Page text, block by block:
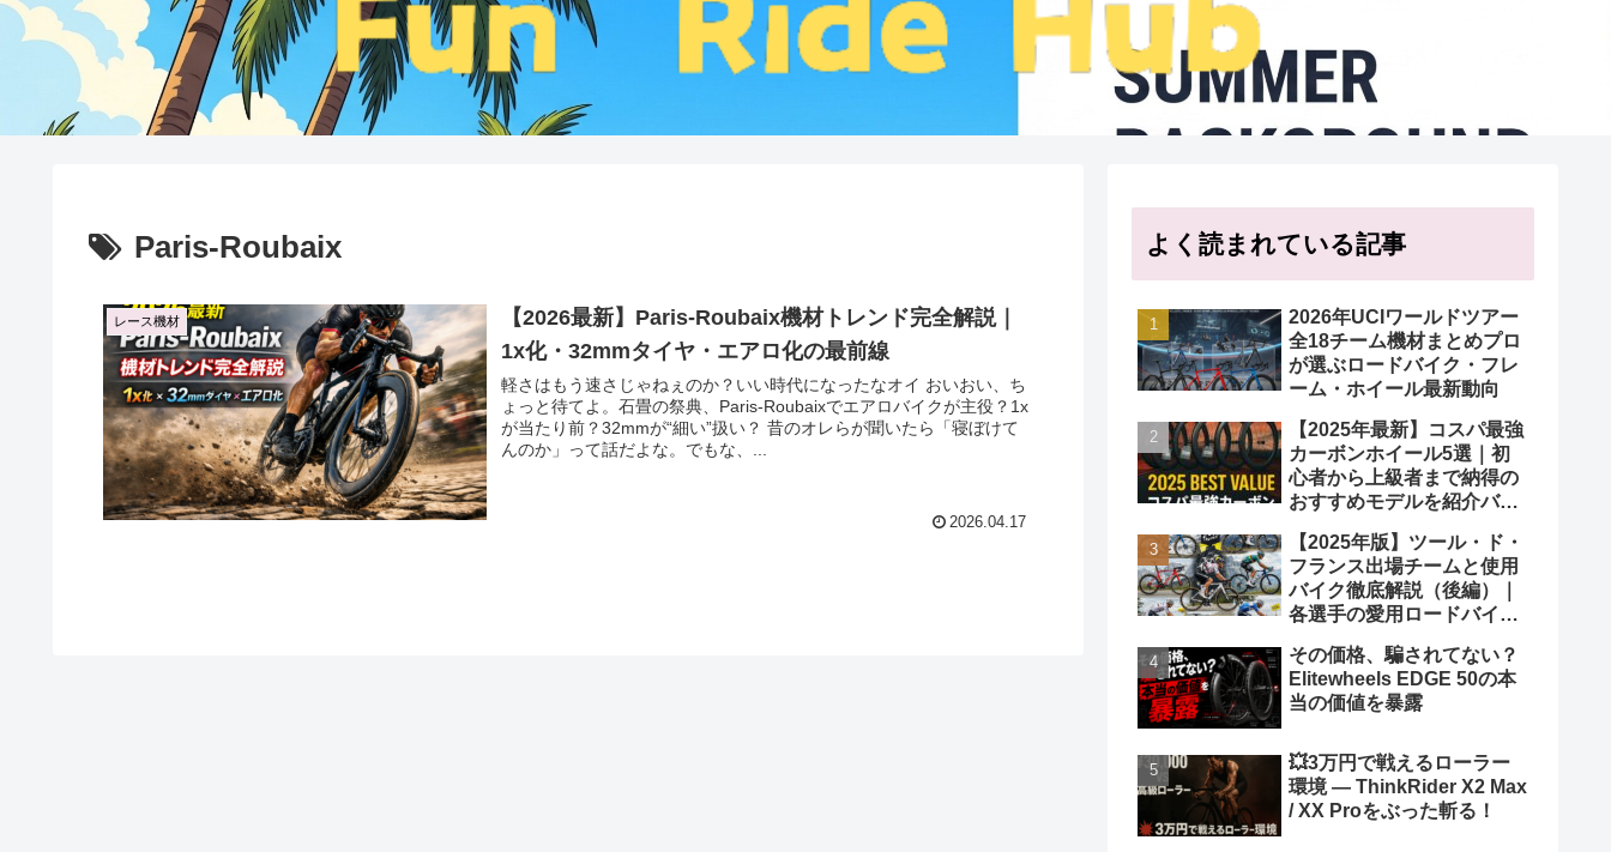
Paris-Roubaix
レース機材
【2026最新】Paris-Roubaix機材トレンド完全解説｜
1x化・32mmタイヤ・エアロ化の最前線
軽さはもう速さじゃねぇのか？いい時代になったなオイ おいおい、ち
ょっと待てよ。石畳の祭典、Paris-Roubaixでエアロバイクが主役？1x
が当たり前？32mmが“細い”扱い？ 昔のオレらが聞いたら「寝ぼけて
んのか」って話だよな。でもな、...
2026.04.17
よく読まれている記事
2026年UCIワールドツアー
全18チーム機材まとめプロ
が選ぶロードバイク・フレ
ーム・ホイール最新動向
【2025年最新】コスパ最強
カーボンホイール5選｜初
心者から上級者まで納得の
おすすめモデルを紹介バカ
【2025年版】ツール・ド・
フランス出場チームと使用
バイク徹底解説（後編）｜
各選手の愛用ロードバイク
その価格、騙されてない？
Elitewheels EDGE 50の本
当の価値を暴露
💥3万円で戦えるローラー
環境 ― ThinkRider X2 Max
/ XX Proをぶった斬る！